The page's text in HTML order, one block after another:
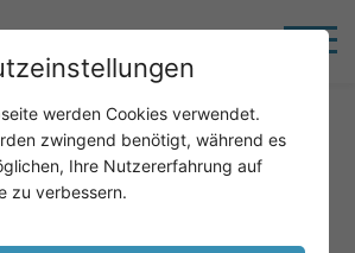
Analysenkatalog
Hormon)
werden Cookies verwendet.
zwingend benötigt, während es
Ihre Nutzererfahrung auf
zu verbessern.